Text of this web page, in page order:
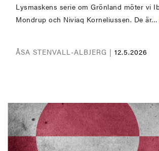
Lysmaskens serie om Grönland möter vi
Mondrup och Niviaq Korneliussen. De är…
ÅSA STENVALL-ALBJERG |12.5.2026